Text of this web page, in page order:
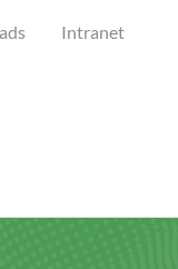
Intranet